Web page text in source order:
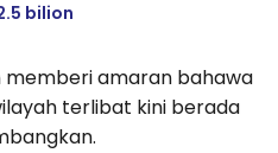
bilion
amaran bahawa
terlibat kini berada